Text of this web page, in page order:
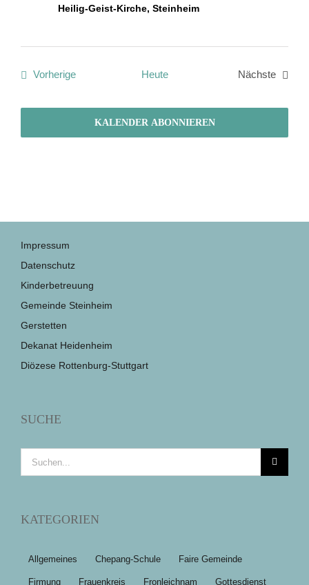
Heilig-Geist-Kirche, Steinheim
VorherigeVeranstaltungenHeute
Nächste
KALENDER ABONNIEREN
Impressum
Datenschutz
Kinderbetreuung
Gemeinde Steinheim
Gerstetten
Dekanat Heidenheim
Diözese Rottenburg-Stuttgart
SUCHE
Suche
nach:
KATEGORIEN
Allgemeines Chepang-Schule Faire Gemeinde
Firmung Frauenkreis Fronleichnam Gottesdienst